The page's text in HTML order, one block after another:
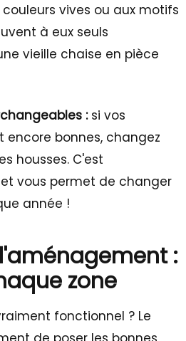
couleurs vives ou aux motifs
à eux seuls
vieille chaise en pièce
:si vos
encore bonnes, changez
housses. C'est
vous permet de changer
année !
:
zone
fonctionnel ? Le